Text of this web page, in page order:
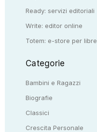
Ready: servizi editoriali
Write: editor online
Totem: e-store per
Categorie
Bambini e Ragazzi
Biografie
Classici
Crescita Personale